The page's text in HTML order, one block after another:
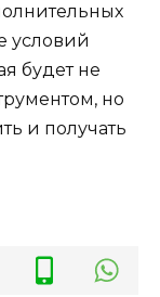
условий
будет не
но
и получать